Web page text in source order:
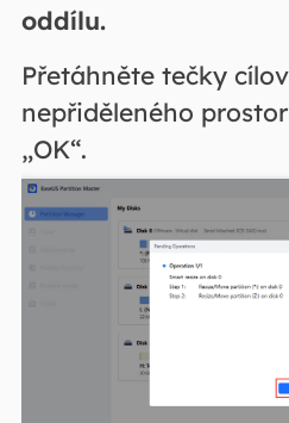
oddílu.
Přetáhněte tečky
nepřiděleného
„OK“.